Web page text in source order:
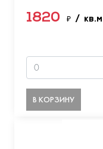
1820 ₽ / кв.м
В КОРЗИНУ